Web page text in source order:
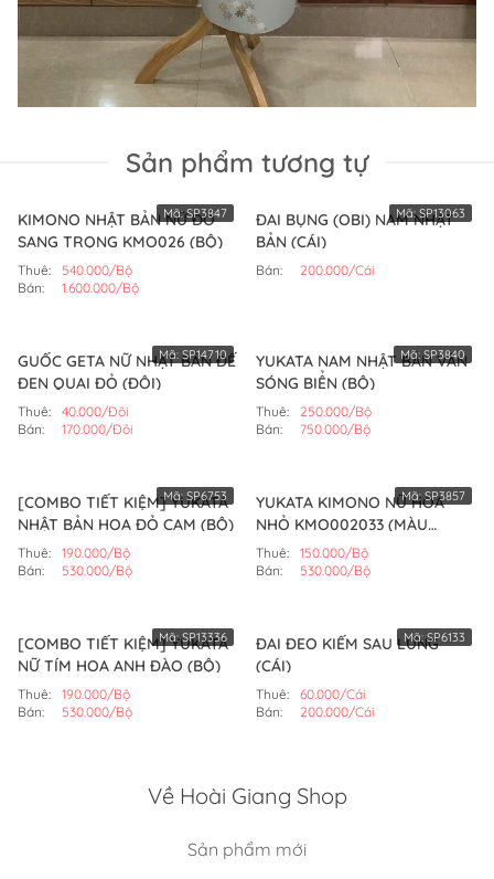
Sản phẩm tương tự
KIMONO NHẬT BẢN NỮ ĐỎ
SANG TRỌNG KMO026 (BỘ)
Thuê:
540.000/Bộ
Bán:
1.600.000/Bộ
Mã:SP3847
ĐAI BỤNG (OBI) NAM NHẬT
BẢN (CÁI)
Bán: 200.000/Cái
Mã:SP13063
GUỐC GETA NỮ NHẬT BẢN ĐẾ
ĐEN QUAI ĐỎ (ĐÔI)
Thuê:
40.000/Đôi
Bán:
170.000/Đôi
Mã: SP14710
YUKATA NAM NHẬT BẢN VÂN
SÓNG BIỂN (BỘ)
Thuê:
250.000/Bộ
Bán:
750.000/Bộ
Mã:SP3840
[COMBO TIẾT KIỆM] YUKATA
NHẬT BẢN HOA ĐỎ CAM (BỘ)
Thuê:
190.000/Bộ
Bán:
530.000/Bộ
Mã: SP6753
YUKATA KIMONO NỮ HOA
NHỎ KMO002033 (MÀU
TRẮNG)
Thuê:
150.000/Bộ
Bán:
530.000/Bộ
Mã:SP3857
[COMBO TIẾT KIỆM] YUKATA
NỮ TÍM HOA ANH ĐÀO (BỘ)
Thuê:
190.000/Bộ
Bán:
530.000/Bộ
Mã:SP13336
ĐAI ĐEO KIẾM SAU LƯNG
(CÁI)
Thuê:
60.000/Cái
Bán:
200.000/Cái
Mã:SP6133
Về Hoài Giang Shop
Sản phẩm mới